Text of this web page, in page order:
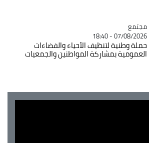
Catégorie
مجتمع
07/08/2026 - 18:40
حملة وطنية لتنظيف الأحياء والفضاءات
العمومية بمشاركة المواطنين والجمعيات